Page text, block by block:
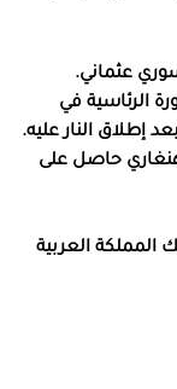
الرئاسية في
إطلاق النار عليه.
هنغاري حاصل على
المملكة العربية